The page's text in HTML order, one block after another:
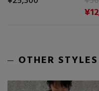
OTHER STYLES